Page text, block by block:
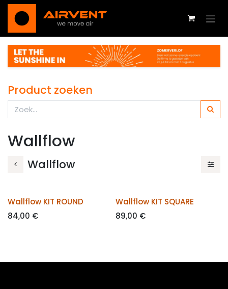
Se rendre au contenu
Product zoeken
Wallflow
Wallflow
Wallflow KIT ROUND
84,00 €
Wallflow KIT SQUARE
89,00 €